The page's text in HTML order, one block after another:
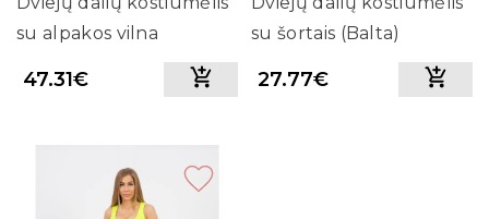
su alpakos vilna
(Kupranugario ruda)
47.31€
su šortais (Balta)
27.77€